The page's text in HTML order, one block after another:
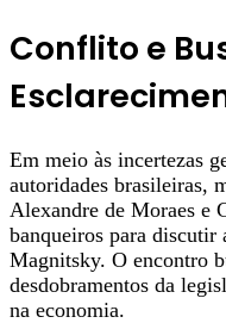
Conflito e
Em meio às incertezas
autoridades brasileiras,
Alexandre de Moraes e
banqueiros para discutir
Magnitsky. O encontro
desdobramentos da
na economia.